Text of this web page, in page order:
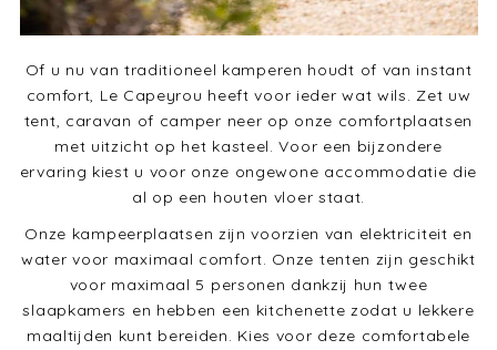
Of u nu van traditioneel kamperen houdt of van instant
comfort, Le Capeyrou heeft voor ieder wat wils. Zet uw
tent, caravan of camper neer op onze comfortplaatsen
met uitzicht op het kasteel. Voor een bijzondere
ervaring kiest u voor onze ongewone accommodatie die
al op een houten vloer staat.
Onze kampeerplaatsen zijn voorzien van elektriciteit en
water voor maximaal comfort. Onze tenten zijn geschikt
voor maximaal 5 personen dankzij hun twee
slaapkamers en hebben een kitchenette zodat u lekkere
maaltijden kunt bereiden. Kies voor deze comfortabele